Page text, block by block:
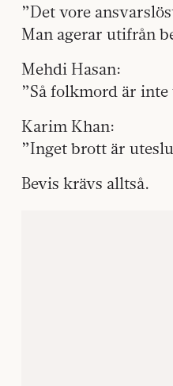
”Det vore
Man agerar utifrån
Mehdi Hasan:
”Så folkmord är inte
Karim Khan:
”Inget brott är
Bevis krävs alltså.